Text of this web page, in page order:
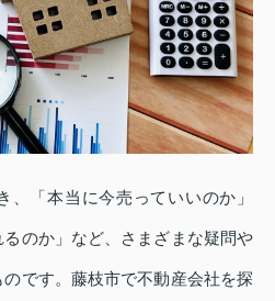
、「本当に今売っていいのか」
るのか」など、さまざまな疑問や
です。藤枝市で不動産会社を探